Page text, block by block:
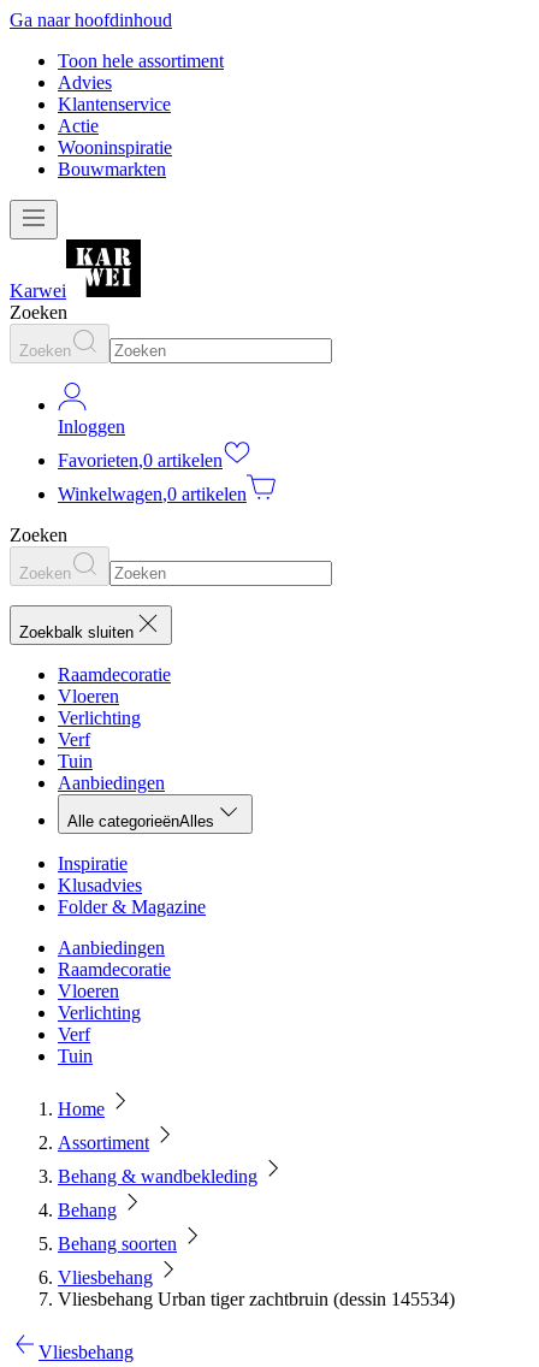
Ga naar hoofdinhoud
Toon hele assortiment
Advies
Klantenservice
Actie
Wooninspiratie
Bouwmarkten
Karwei
Zoeken
Zoeken
Inloggen
Favorieten,0 artikelen
Winkelwagen,0 artikelen
Zoeken
Zoeken
Zoekbalk sluiten
Raamdecoratie
Vloeren
Verlichting
Verf
Tuin
Aanbiedingen
Alle categorieënAlles
Inspiratie
Klusadvies
Folder & Magazine
Aanbiedingen
Raamdecoratie
Vloeren
Verlichting
Verf
Tuin
Home
Assortiment
Behang & wandbekleding
Behang
Behang soorten
Vliesbehang
Vliesbehang Urban tiger zachtbruin (dessin 145534)
Vliesbehang